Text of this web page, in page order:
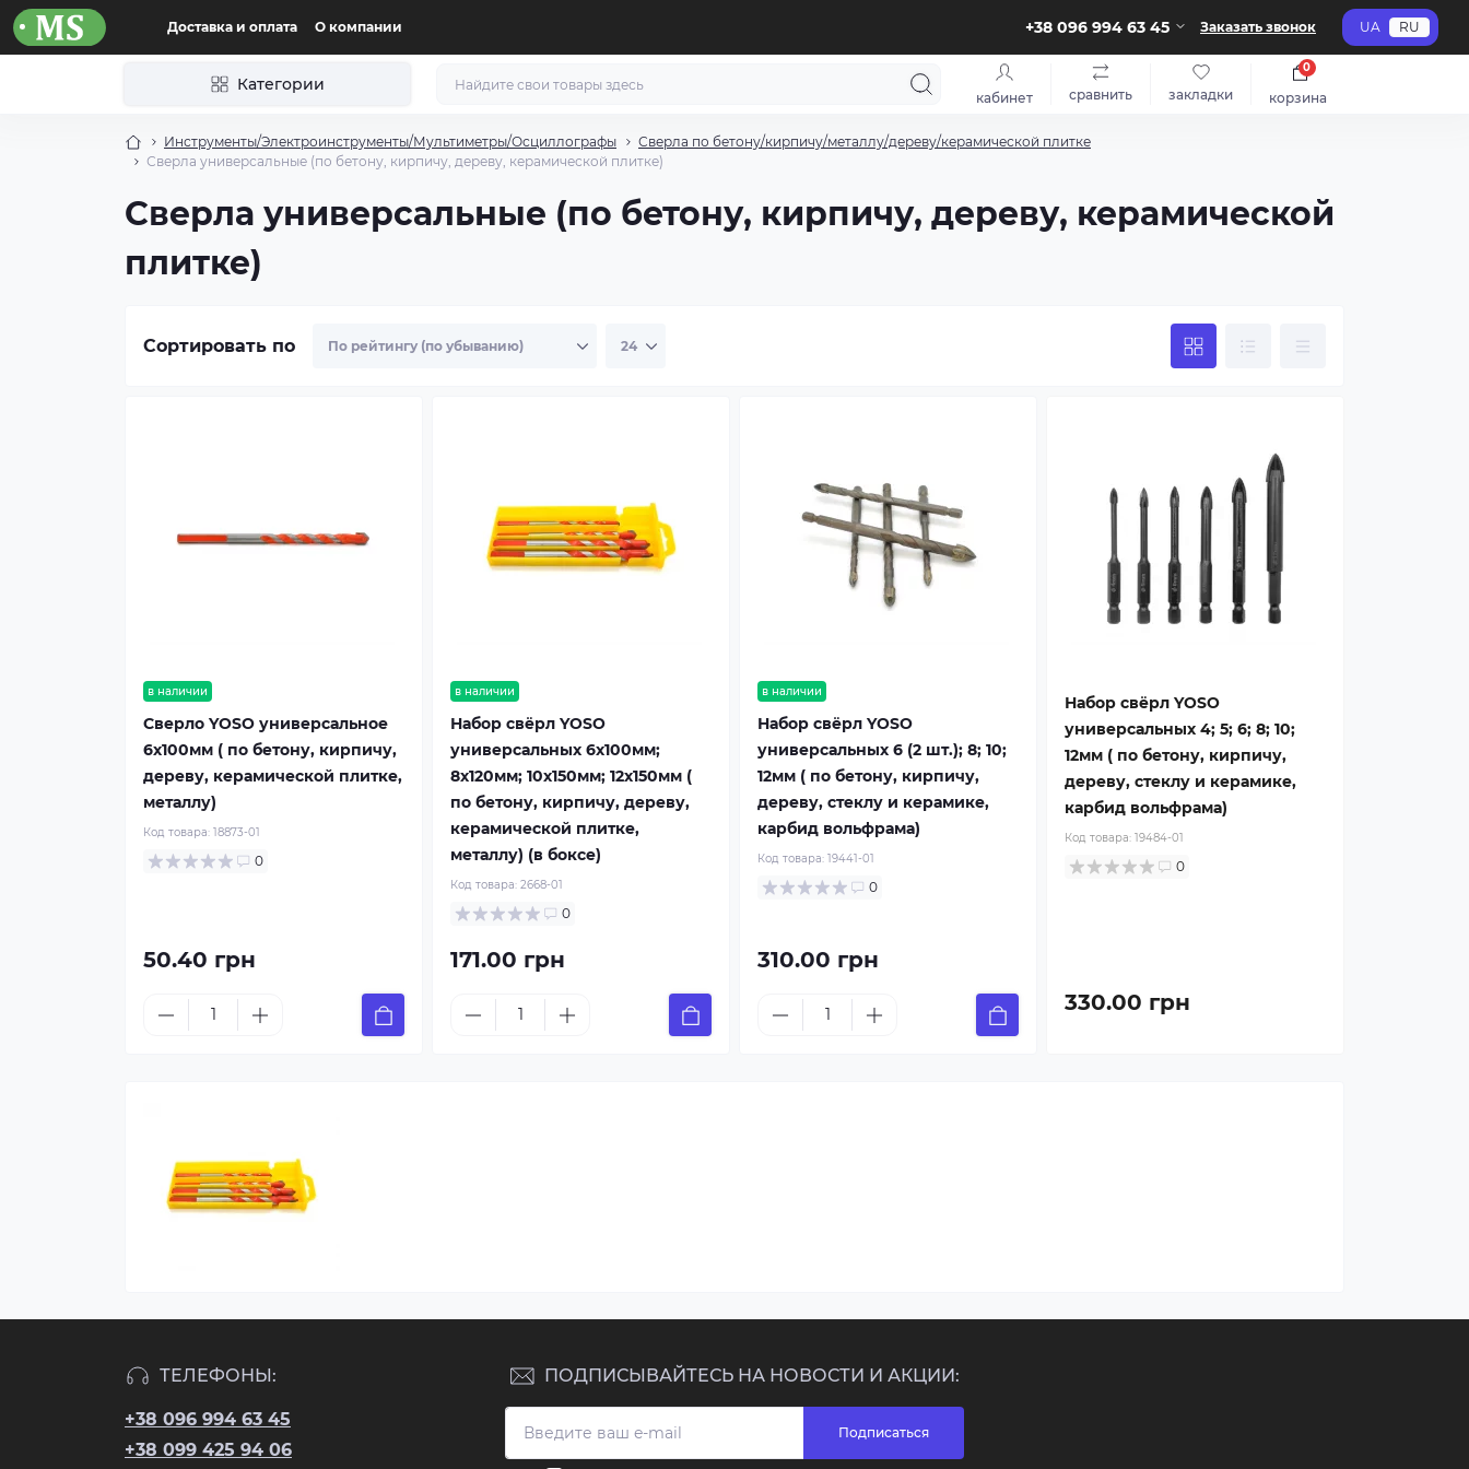
Доставка и оплата О компании +38 096 994 63 45 Заказать звонок UA RU
Категории
кабинет сравнить закладки корзина
0
Инструменты/Электроинструменты/Мультиметры/Осциллографы
Сверла по бетону/кирпичу/металлу/дереву/керамической плитке
Сверла универсальные (по бетону, кирпичу, дереву, керамической плитке)
Сверла универсальные (по бетону, кирпичу, дереву, керамической
плитке)
Сортировать по
в наличии
Сверло YOSO универсальное
6х100мм ( по бетону, кирпичу,
дереву, керамической плитке,
металлу)
Код товара: 18873-01
0
50.40 грн
в наличии
Набор свёрл YOSO
универсальных 6х100мм;
8х120мм; 10х150мм; 12х150мм (
по бетону, кирпичу, дереву,
керамической плитке,
металлу) (в боксе)
Код товара: 2668-01
0
171.00 грн
в наличии
Набор свёрл YOSO
универсальных 6 (2 шт.); 8; 10;
12мм ( по бетону, кирпичу,
дереву, стеклу и керамике,
карбид вольфрама)
Код товара: 19441-01
0
310.00 грн
Набор свёрл YOSO
универсальных 4; 5; 6; 8; 10;
12мм ( по бетону, кирпичу,
дереву, стеклу и керамике,
карбид вольфрама)
Код товара: 19484-01
0
330.00 грн
ТЕЛЕФОНЫ:
+38 096 994 63 45
+38 099 425 94 06
ПОДПИСЫВАЙТЕСЬ НА НОВОСТИ И АКЦИИ:
Подписаться